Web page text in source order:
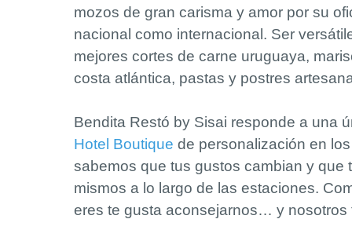
mozos de gran carisma y amor por su
nacional como internacional. Ser
mejores cortes de carne uruguaya,
costa atlántica, pastas y postres
Bendita Restó by Sisai responde a una
Hotel Boutique de personalización en
sabemos que tus gustos cambian y que
mismos a lo largo de las estaciones.
eres te gusta aconsejarnos… y